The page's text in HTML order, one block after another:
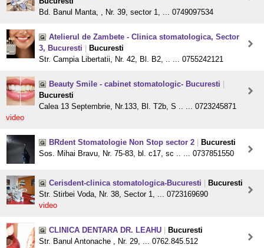
Bd. Banul Manta, , Nr. 39, sector 1, ... 0749097534
Atelierul de Zambete - Clinica stomatologica, Sector
3, Bucuresti
Bucuresti
Str. Campia Libertatii, Nr. 42, Bl. B2, .. ... 0755242121
Beauty Smile - cabinet stomatologic- Bucuresti
Bucuresti
Calea 13 Septembrie, Nr.133, Bl. T2b, S .. ... 0723245871
video
BRdent Stomatologie Non Stop sector 2
Bucuresti
Sos. Mihai Bravu, Nr. 75-83, bl. c17, sc .. ... 0737851550
Cerisdent-clinica stomatologica-Bucuresti
Bucuresti
Str. Stirbei Voda, Nr. 38, Sector 1, ... 0723169690
video
CLINICA DENTARA DR. LEAHU
Bucuresti
Str. Banul Antonache , Nr. 29, ... 0762.845.512